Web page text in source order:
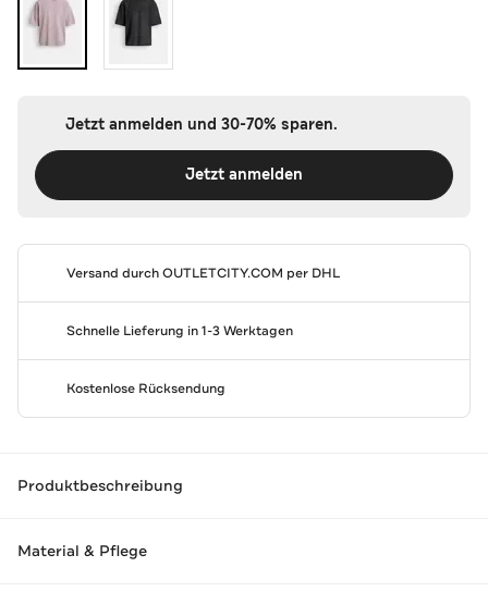
Jetzt anmelden und 30-70% sparen.
Jetzt anmelden
Versand durchOUTLETCITY.COM per DHL
Schnelle Lieferung in 1-3 Werktagen
Kostenlose Rücksendung
Produktbeschreibung
Material & Pflege